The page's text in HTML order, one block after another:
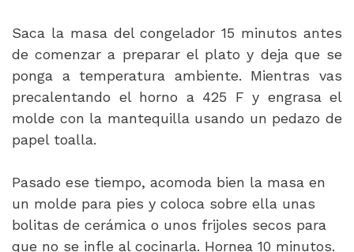
Saca la masa del congelador 15 minutos antes
de comenzar a preparar el plato y deja que se
ponga a temperatura ambiente. Mientras vas
precalentando el horno a 425 F y engrasa el
molde con la mantequilla usando un pedazo de
papel toalla.
Pasado ese tiempo, acomoda bien la masa en
un molde para pies y coloca sobre ella unas
bolitas de cerámica o unos frijoles secos para
que no se infle al cocinarla. Hornea 10 minutos.